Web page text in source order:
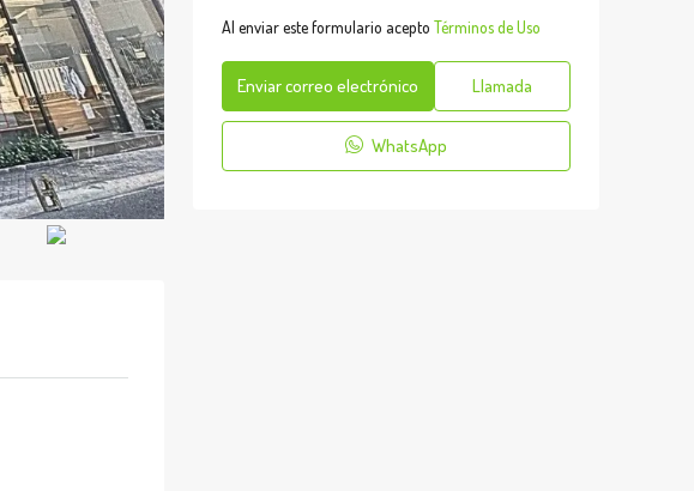
Al enviar este formulario acepto Términos de Uso
Enviar correo electrónico Llamada
WhatsApp